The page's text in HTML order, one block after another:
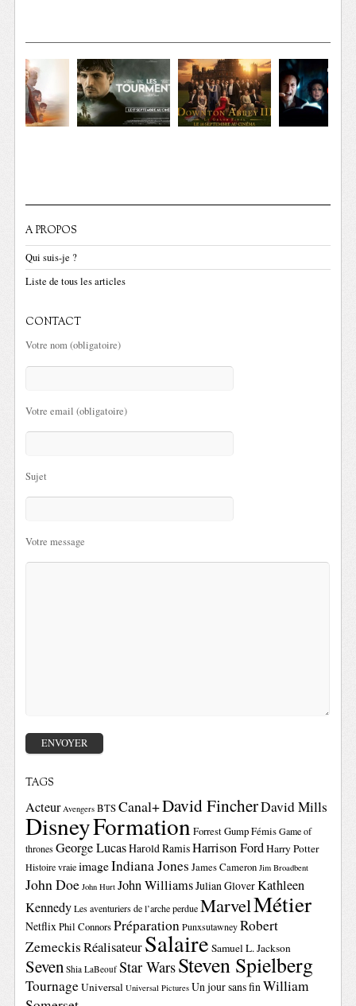
A PROPOS
Qui suis-je ?
Liste de tous les articles
CONTACT
Votre nom (obligatoire)
Votre email (obligatoire)
Sujet
Votre message
TAGS
Acteur Avengers BTSCanal+David FincherDavid Mills
DisneyFormationForrest GumpFémis Game of
thrones George LucasHarold RamisHarrison FordHarry Potter
Histoire vraie imageIndiana Jones James Cameron Jim Broadbent
John Doe John Hurt John WilliamsJulian GloverKathleen
Kennedy Les aventuriers de l’arche perdue MarvelMétier
NetflixPhil ConnorsPréparation Punxsutawney Robert
ZemeckisRéalisateurSalaire Samuel L. Jackson
Seven Shia LaBeouf Star WarsSteven Spielberg
TournageUniversal Universal Pictures Un jour sans finWilliam